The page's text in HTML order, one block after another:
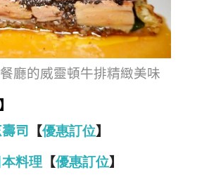
廳的威靈頓牛排精緻美味
司 【優惠訂位】
本料理 【優惠訂位】